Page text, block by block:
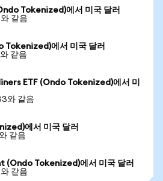
Tokenized)에서 미국 달러
같음
에서 미국 달러
같음
ETF (Ondo Tokenized)에서 미
와 같음
에서 미국 달러
같음
(Ondo Tokenized)에서 미국 달러
같음